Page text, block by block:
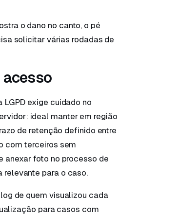
o dano no canto, o pé
solicitar várias rodadas de
acesso
exige cuidado no
ideal manter em região
de retenção definido entre
com terceiros sem
anexar foto no processo de
para o caso.
de quem visualizou cada
para casos com